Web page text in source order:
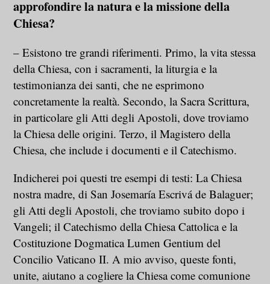
approfondire la natura e la missione della
Chiesa?
– Esistono tre grandi riferimenti. Primo, la vita stessa
della Chiesa, con i sacramenti, la liturgia e la
testimonianza dei santi, che ne esprimono
concretamente la realtà. Secondo, la Sacra Scrittura,
in particolare gli Atti degli Apostoli, dove troviamo
la Chiesa delle origini. Terzo, il Magistero della
Chiesa, che include i documenti e il Catechismo.
Indicherei poi questi tre esempi di testi: La Chiesa
nostra madre, di San Josemaría Escrivá de Balaguer;
gli Atti degli Apostoli, che troviamo subito dopo i
Vangeli; il Catechismo della Chiesa Cattolica e la
Costituzione Dogmatica Lumen Gentium del
Concilio Vaticano II. A mio avviso, queste fonti,
unite, aiutano a cogliere la Chiesa come comunione